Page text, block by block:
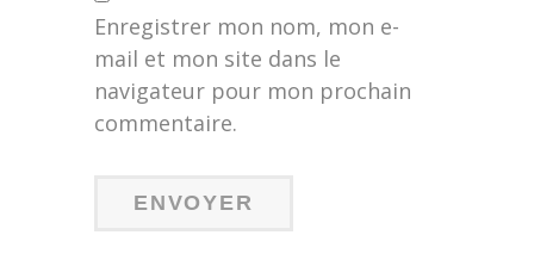
Enregistrer mon nom, mon e-
mail et mon site dans le
navigateur pour mon prochain
commentaire.